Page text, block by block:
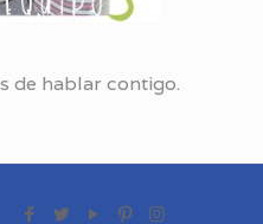
de hablar contigo.